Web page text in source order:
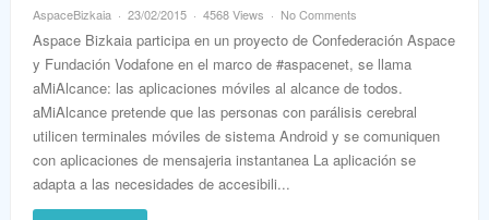
AspaceBizkaia 23/02/2015 4568 Views No Comments
Aspace Bizkaia participa en un proyecto de Confederación Aspace
y Fundación Vodafone en el marco de #aspacenet, se llama
aMiAlcance: las aplicaciones móviles al alcance de todos.
aMiAlcance pretende que las personas con parálisis cerebral
utilicen terminales móviles de sistema Android y se comuniquen
con aplicaciones de mensajeria instantanea La aplicación se
adapta a las necesidades de accesibili...